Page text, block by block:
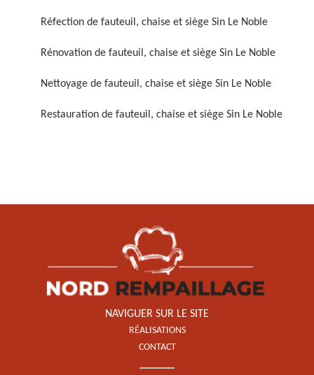
Rénovation de fauteuil,
Nettoyage de fauteuil,
Réfection de fauteuil, chaise et siège Sin Le Noble
Rénovation de fauteuil, chaise et siège Sin Le Noble
Nettoyage de fauteuil, chaise et siège Sin Le Noble
Restauration de fauteuil, chaise et siège Sin Le Noble
NAVIGUER SUR LE SITE
RÉALISATIONS
CONTACT